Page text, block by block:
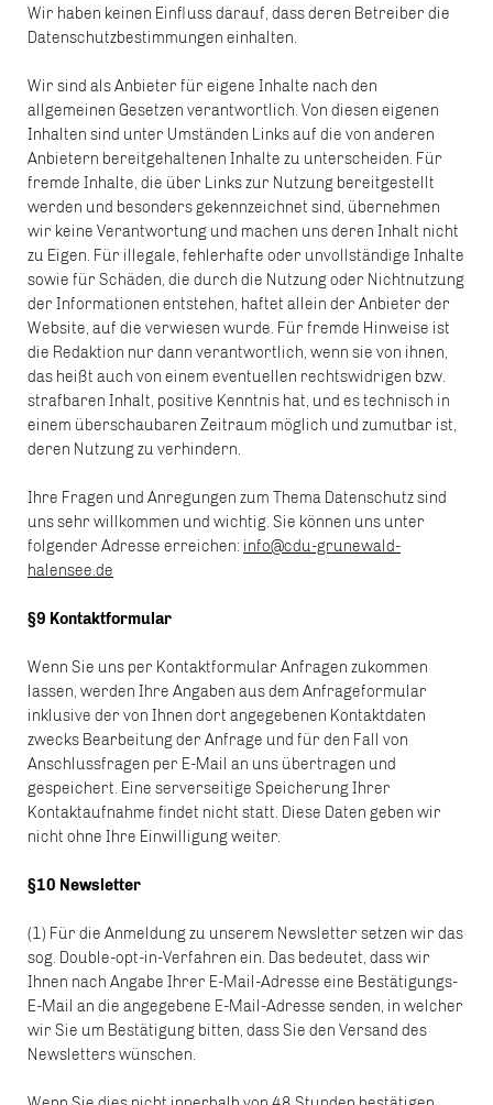
Wir haben keinen Einfluss darauf, dass deren Betreiber die
Datenschutzbestimmungen einhalten.
Wir sind als Anbieter für eigene Inhalte nach den
allgemeinen Gesetzen verantwortlich. Von diesen eigenen
Inhalten sind unter Umständen Links auf die von anderen
Anbietern bereitgehaltenen Inhalte zu unterscheiden. Für
fremde Inhalte, die über Links zur Nutzung bereitgestellt
werden und besonders gekennzeichnet sind, übernehmen
wir keine Verantwortung und machen uns deren Inhalt nicht
zu Eigen. Für illegale, fehlerhafte oder unvollständige Inhalte
sowie für Schäden, die durch die Nutzung oder Nichtnutzung
der Informationen entstehen, haftet allein der Anbieter der
Website, auf die verwiesen wurde. Für fremde Hinweise ist
die Redaktion nur dann verantwortlich, wenn sie von ihnen,
das heißt auch von einem eventuellen rechtswidrigen bzw.
strafbaren Inhalt, positive Kenntnis hat, und es technisch in
einem überschaubaren Zeitraum möglich und zumutbar ist,
deren Nutzung zu verhindern.
Ihre Fragen und Anregungen zum Thema Datenschutz sind
uns sehr willkommen und wichtig. Sie können uns unter
folgender Adresse erreichen: info@cdu-grunewald-
halensee.de
§9 Kontaktformular
Wenn Sie uns per Kontaktformular Anfragen zukommen
lassen, werden Ihre Angaben aus dem Anfrageformular
inklusive der von Ihnen dort angegebenen Kontaktdaten
zwecks Bearbeitung der Anfrage und für den Fall von
Anschlussfragen per E-Mail an uns übertragen und
gespeichert. Eine serverseitige Speicherung Ihrer
Kontaktaufnahme findet nicht statt. Diese Daten geben wir
nicht ohne Ihre Einwilligung weiter.
§10 Newsletter
(1) Für die Anmeldung zu unserem Newsletter setzen wir das
sog. Double-opt-in-Verfahren ein. Das bedeutet, dass wir
Ihnen nach Angabe Ihrer E-Mail-Adresse eine Bestätigungs-
E-Mail an die angegebene E-Mail-Adresse senden, in welcher
wir Sie um Bestätigung bitten, dass Sie den Versand des
Newsletters wünschen.